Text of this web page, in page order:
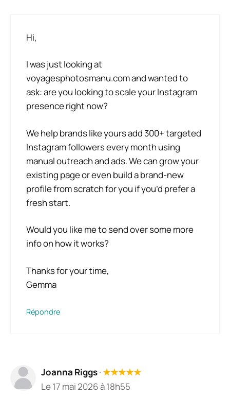
Hi,
I was just looking at
voyagesphotosmanu.com and wanted to
ask: are you looking to scale your Instagram
presence right now?
We help brands like yours add 300+ targeted
Instagram followers every month using
manual outreach and ads. We can grow your
existing page or even build a brand-new
profile from scratch for you if you’d prefer a
fresh start.
Would you like me to send over some more
info on how it works?
Thanks for your time,
Gemma
Répondre
Joanna Riggs·★★★★★
Le 17 mai 2026 à 18h55